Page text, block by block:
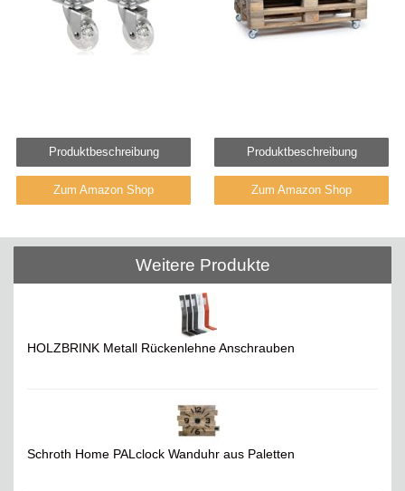
Produktbeschreibung
Zum Amazon Shop
Produktbeschreibung
Zum Amazon Shop
Weitere Produkte
HOLZBRINK Metall Rückenlehne Anschrauben
Schroth Home PALclock Wanduhr aus Paletten